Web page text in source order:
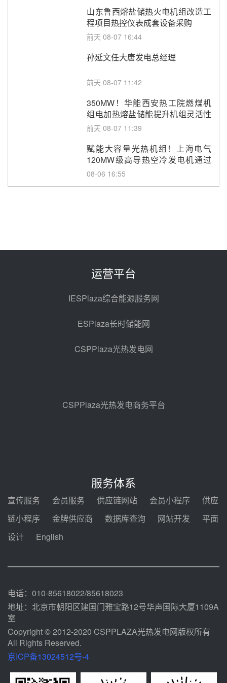
山东鲁西熔盐储热火电机组改造工
程项目热控仪表成套设备采购
前天 08-07 16:44
孙延文任大唐发电总经理
前天 08-07 11:42
350MW！华能西安热工院燃煤机
组电加热熔盐储能提升机组灵活性
改造项目初步设计第三方评审服务
前天 08-07 11:39
赋能大容量光热机组！上海电气
120MW级高导热空冷发电机通过
型式试验
08-06 16:55
100MW光工程性能试验采购
光热示范电站二列蒸汽发生器设备
亚核阀业中标天山北麓100MW光
热发电工程EPC总承包项目熔盐截
止阀、熔盐三偏心蝶阀采购
08-05 17:15
包项目熔盐介质超声波流量计采购
08-05 17:09
电机组灵活性改造项目三元液态盐
采购合同
迪尔化工预中标华能西安热工院
2026-2029年熔盐介质框架协议
100MW光热项目机组调试及性能
运营平台
IESPlaza综合能源服务网
ESPlaza长时储能网
CSPPlaza光热发电网
CSPPlaza光热发电商务平台
服务体系
宣传服务 会员服务 供应链网站 会员小程序
供应
链小程序
金牌供应商 数据库查询 网站开发
平面
设计
English
电话：010-85618022/85618023
地址：北京市朝阳区建国门雅宝路12号华声国际大厦1109A
室
Copyright © 2012-2020 CSPPLAZA光热发电网版权所有
All Rights Reserved.
京ICP备13024512号-4